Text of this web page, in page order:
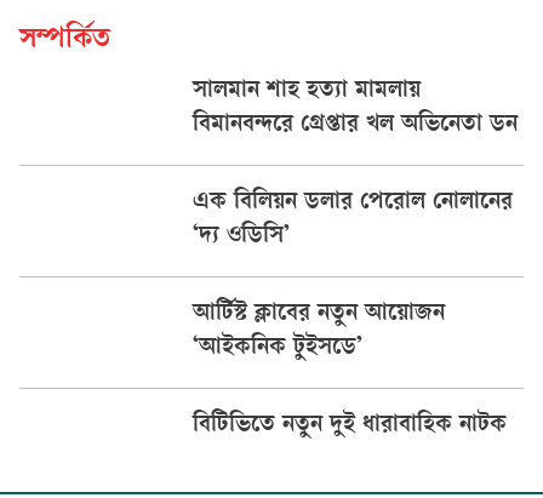
সম্পর্কিত
সালমান শাহ হত্যা মামলায়
বিমানবন্দরে গ্রেপ্তার খল অভিনেতা ডন
এক বিলিয়ন ডলার পেরোল নোলানের
‘দ্য ওডিসি’
আর্টিস্ট ক্লাবের নতুন আয়োজন
‘আইকনিক টুইসডে’
বিটিভিতে নতুন দুই ধারাবাহিক নাটক